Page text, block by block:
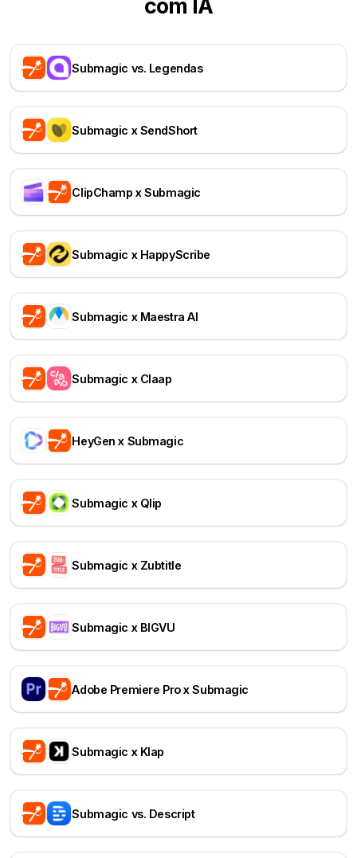
com IA
Submagic vs. Legendas
Submagic x SendShort
ClipChamp x Submagic
Submagic x HappyScribe
Submagic x Maestra AI
Submagic x Claap
HeyGen x Submagic
Submagic x Qlip
Submagic x Zubtitle
Submagic x BIGVU
Adobe Premiere Pro x Submagic
Submagic x Klap
Submagic vs. Descript